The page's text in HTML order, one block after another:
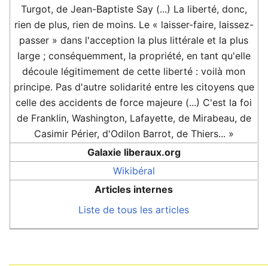
Turgot, de Jean-Baptiste Say (...) La liberté, donc,
rien de plus, rien de moins. Le « laisser-faire, laissez-
passer » dans l'acception la plus littérale et la plus
large ; conséquemment, la propriété, en tant qu'elle
découle légitimement de cette liberté : voilà mon
principe. Pas d'autre solidarité entre les citoyens que
celle des accidents de force majeure (...) C'est la foi
de Franklin, Washington, Lafayette, de Mirabeau, de
Casimir Périer, d'Odilon Barrot, de Thiers... »
Galaxie liberaux.org
Wikibéral
Articles internes
Liste de tous les articles